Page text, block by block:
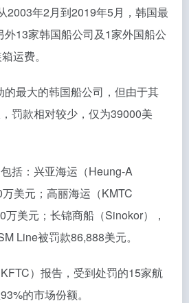
2003年2月到2019年5月，韩国最
外13家韩国船公司及1家外国船公
运费。
的最大的韩国船公司，但由于其
罚款相对较少，仅为39000美
括：兴亚海运（Heung-A
美元；高丽海运（KMTC
美元；长锦商船（Sinokor），
Line被罚款86,888美元。
）报告，受到处罚的15家航
的市场份额。